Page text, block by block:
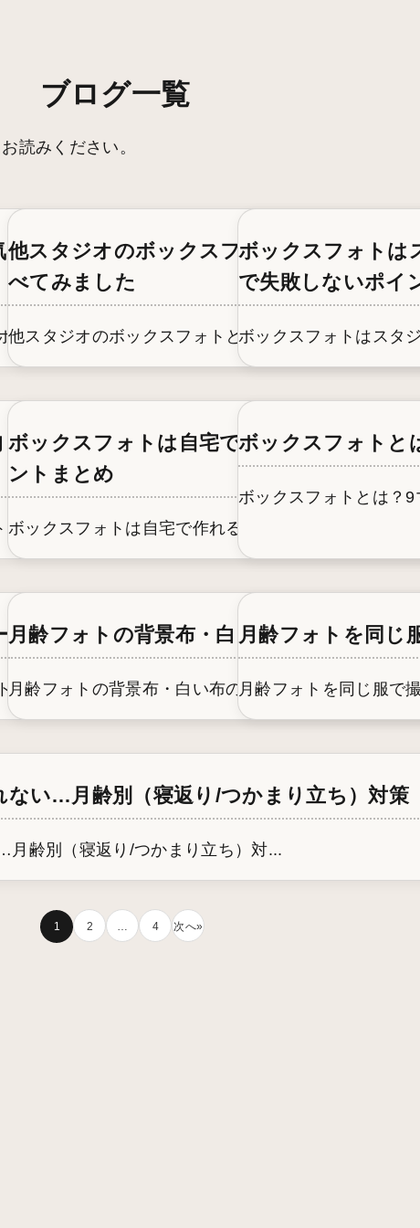
ブログ一覧
読みください。
の「ボックスフォト」とは？自宅DIYとの
ックスフォト」とは？自宅DIY...
他スタジオのボックスフォトと何が違う？
べてみました
他スタジオのボックスフォトと何が違う？データ枚数
ボックスフォトは
で失敗しないポイ
ボックスフォトはスタ
ニトリで作る方法と、写真が安っぽく見
で作る方法と、写真が安っぽく...
ボックスフォトは自宅で作れる？作り方・
ントまとめ
ボックスフォトは自宅で作れる？作り方・編集・実際
ボックスフォトと
ボックスフォトとは？9
フォト）とは？いつまで・撮り方・続ける
）とは？いつまで・撮り方・続ける...
月齢フォトの背景布・白い布の選び方：生
月齢フォトの背景布・白い布の選び方：生活感を消し
月齢フォトを同じ
月齢フォトを同じ服で
ない…月齢別（寝返り/つかまり立ち）対策
月齢別（寝返り/つかまり立ち）対...
1 2 … 4 次へ»